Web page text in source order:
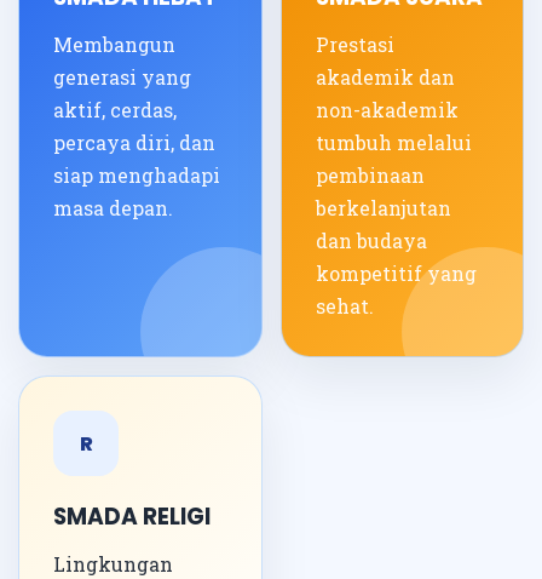
Membangun
generasi yang
aktif, cerdas,
percaya diri, dan
siap menghadapi
masa depan.
Prestasi
akademik dan
non-akademik
tumbuh melalui
pembinaan
berkelanjutan
dan budaya
kompetitif yang
sehat.
R
SMADA RELIGI
Lingkungan